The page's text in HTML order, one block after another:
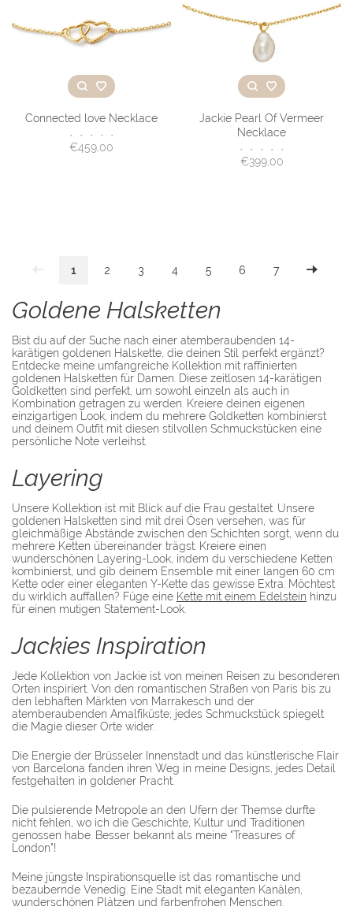
Connected love Necklace
• • • • •
€459,00
Jackie Pearl Of Vermeer
Necklace
• • • • •
€399,00
1 2 3 4 5 6 7
Goldene Halsketten
Bist du auf der Suche nach einer atemberaubenden 14-
karätigen goldenen Halskette, die deinen Stil perfekt ergänzt?
Entdecke meine umfangreiche Kollektion mit raffinierten
goldenen Halsketten für Damen. Diese zeitlosen 14-karätigen
Goldketten sind perfekt, um sowohl einzeln als auch in
Kombination getragen zu werden. Kreiere deinen eigenen
einzigartigen Look, indem du mehrere Goldketten kombinierst
und deinem Outfit mit diesen stilvollen Schmuckstücken eine
persönliche Note verleihst.
Layering
Unsere Kollektion ist mit Blick auf die Frau gestaltet. Unsere
goldenen Halsketten sind mit drei Ösen versehen, was für
gleichmäßige Abstände zwischen den Schichten sorgt, wenn du
mehrere Ketten übereinander trägst. Kreiere einen
wunderschönen Layering-Look, indem du verschiedene Ketten
kombinierst, und gib deinem Ensemble mit einer langen 60 cm
Kette oder einer eleganten Y-Kette das gewisse Extra. Möchtest
du wirklich auffallen? Füge eine Kette mit einem Edelstein hinzu
für einen mutigen Statement-Look.
Jackies Inspiration
Jede Kollektion von Jackie ist von meinen Reisen zu besonderen
Orten inspiriert. Von den romantischen Straßen von Paris bis zu
den lebhaften Märkten von Marrakesch und der
atemberaubenden Amalfiküste; jedes Schmuckstück spiegelt
die Magie dieser Orte wider.
Die Energie der Brüsseler Innenstadt und das künstlerische Flair
von Barcelona fanden ihren Weg in meine Designs, jedes Detail
festgehalten in goldener Pracht.
Die pulsierende Metropole an den Ufern der Themse durfte
nicht fehlen, wo ich die Geschichte, Kultur und Traditionen
genossen habe. Besser bekannt als meine "Treasures of
London"!
Meine jüngste Inspirationsquelle ist das romantische und
bezaubernde Venedig. Eine Stadt mit eleganten Kanälen,
wunderschönen Plätzen und farbenfrohen Menschen.